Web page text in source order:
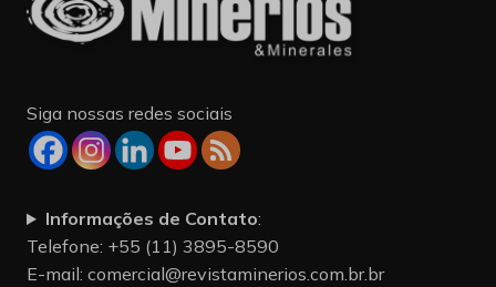
Siga nossas redes sociais
Informações de Contato:
Telefone: +55 (11) 3895-8590
E-mail: comercial@revistaminerios.com.br.br